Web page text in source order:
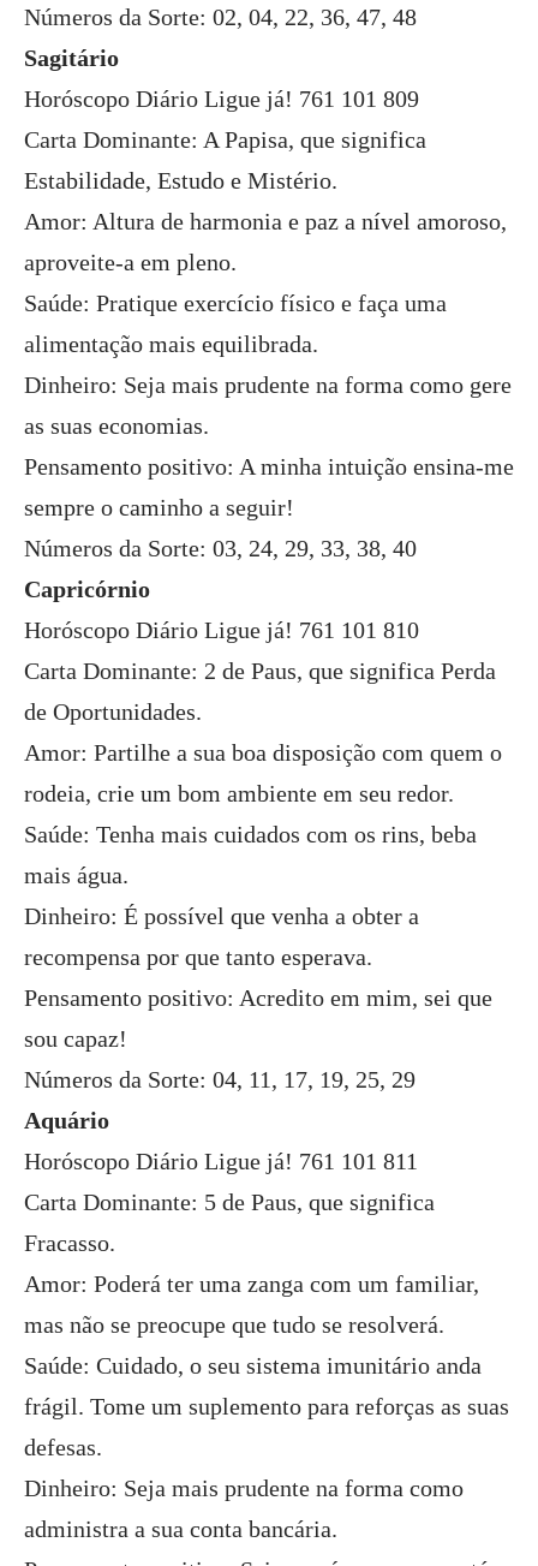
Números da Sorte: 02, 04, 22, 36, 47, 48
Sagitário
Horóscopo Diário Ligue já! 761 101 809
Carta Dominante: A Papisa, que significa
Estabilidade, Estudo e Mistério.
Amor: Altura de harmonia e paz a nível amoroso,
aproveite-a em pleno.
Saúde: Pratique exercício físico e faça uma
alimentação mais equilibrada.
Dinheiro: Seja mais prudente na forma como gere
as suas economias.
Pensamento positivo: A minha intuição ensina-me
sempre o caminho a seguir!
Números da Sorte: 03, 24, 29, 33, 38, 40
Capricórnio
Horóscopo Diário Ligue já! 761 101 810
Carta Dominante: 2 de Paus, que significa Perda
de Oportunidades.
Amor: Partilhe a sua boa disposição com quem o
rodeia, crie um bom ambiente em seu redor.
Saúde: Tenha mais cuidados com os rins, beba
mais água.
Dinheiro: É possível que venha a obter a
recompensa por que tanto esperava.
Pensamento positivo: Acredito em mim, sei que
sou capaz!
Números da Sorte: 04, 11, 17, 19, 25, 29
Aquário
Horóscopo Diário Ligue já! 761 101 811
Carta Dominante: 5 de Paus, que significa
Fracasso.
Amor: Poderá ter uma zanga com um familiar,
mas não se preocupe que tudo se resolverá.
Saúde: Cuidado, o seu sistema imunitário anda
frágil. Tome um suplemento para reforças as suas
defesas.
Dinheiro: Seja mais prudente na forma como
administra a sua conta bancária.